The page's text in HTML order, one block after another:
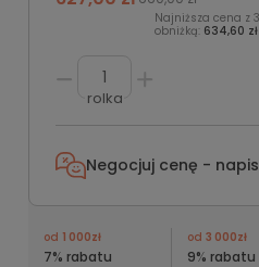
Najniższa cena z
obniżką: 634,60 zł
rolka
Negocjuj cenę -
od 1 000zł
7% rabatu
od 3 000zł
9% rabatu